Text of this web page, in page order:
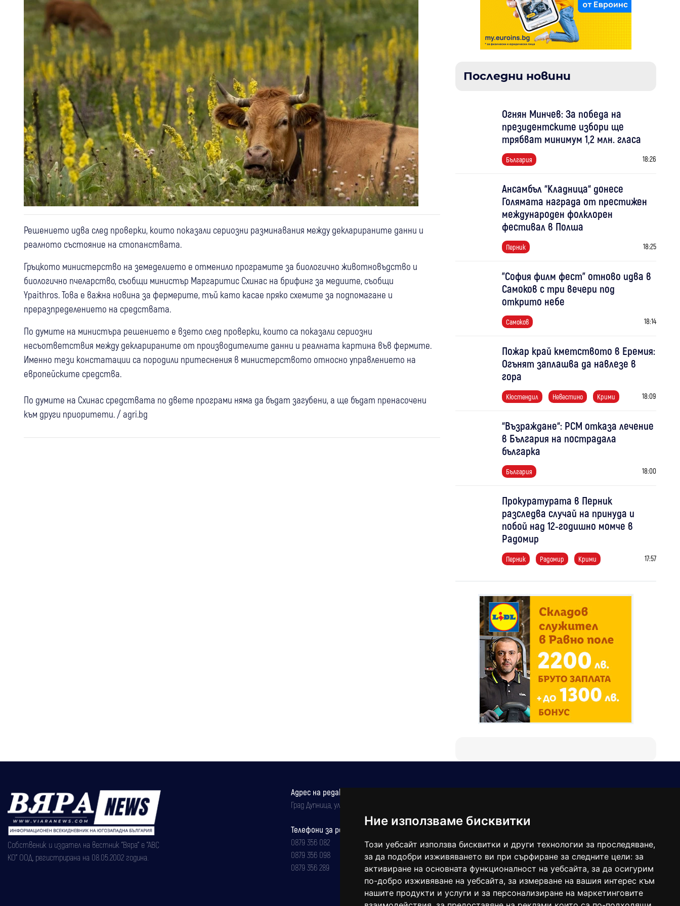
Ние използваме бисквитки
Този уебсайт използва бисквитки и други технологии за проследяване,
за да подобри изживяването ви при сърфиране за следните цели: за
активиране на основната функционалност на уебсайта, за да осигурим
по-добро изживяване на уебсайта, за измерване на вашия интерес към
нашите продукти и услуги и за персонализиране на маркетинговите
Решението идва след проверки, които показали сериозни разминавания между декларираните данни и
реалното състояние на стопанствата.
Гръцкото министерство на земеделието е отменило програмите за биологично животновъдство и
биологично пчеларство, съобщи министър Маргаритис Схинас на брифинг за медиите, съобщи
Ypaithros. Това е важна новина за фермерите, тъй като касае пряко схемите за подпомагане и
преразпределението на средствата.
По думите на министъра решението е взето след проверки, които са показали сериозни
несъответствия между декларираните от производителите данни и реалната картина във фермите.
Именно тези констатации са породили притеснения в министерството относно управлението на
европейските средства.
По думите на Схинас средствата по двете програми няма да бъдат загубени, а ще бъдат пренасочени
към други приоритети. / agri.bg
Огнян Минчев: За победа на
президентските избори ще трябват
Ансамбъл “Кладница“ донесе Голямата
Самоков 18:14
"София филм фест" отново идва в
небе
Огънят заплашва да навлезе в гора
България 18:00
“Възраждане“: РСМ отказа лечение в
17:57
случай на принуда и побой над 12-
Последни новини
Огнян Минчев: За победа на
президентските избори ще
трябват минимум 1,2 млн. гласа
България 18:26
Ансамбъл “Кладница“ донесе
Голямата награда от престижен
международен фолклорен
фестивал в Полша
Перник 18:25
"София филм фест" отново идва в
Самоков с три вечери под
открито небе
Самоков 18:14
Пожар край кметството в Еремия:
Огънят заплашва да навлезе в
гора
Кюстендил Невестино Крими 18:09
“Възраждане“: РСМ отказа лечение
в България на пострадала
българка
България 18:00
Прокуратурата в Перник
разследва случай на принуда и
побой над 12-годишно момче в
Радомир
Перник Радомир Крими 17:57
Собственик и издател на вестник "Вяра" е "АВС
КО" ООД, регистрирана на 08.05.2002 година.
Адрес на редакцията
Град Дупница, ул.''Христо Ботев" 43
Телефони за реклама и абонаменти
0879 356 082
0879 356 098
0879 356 289
balgarkanews@gmail.com